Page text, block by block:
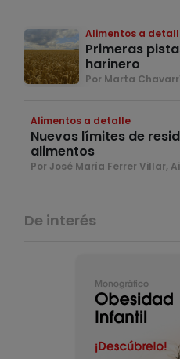
Alimentos a
Primeras
harinero
Por Marta
Alimentos a detalle
Nuevos límites de
alimentos
Por José María Ferrer Villar,
De interés